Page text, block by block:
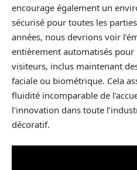
encourage également un
sécurisé pour toutes les
années, nous devrions voir
entièrement automatisés pour
visiteurs, inclus maintenant
faciale ou biométrique. Cela
fluidité incomparable de
l’innovation dans toute
décoratif.